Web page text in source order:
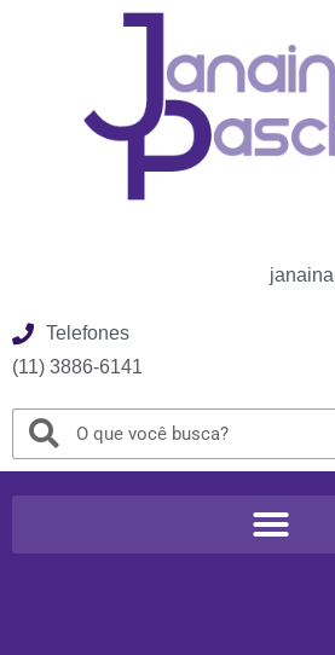
Telefones
(11) 3886-6141